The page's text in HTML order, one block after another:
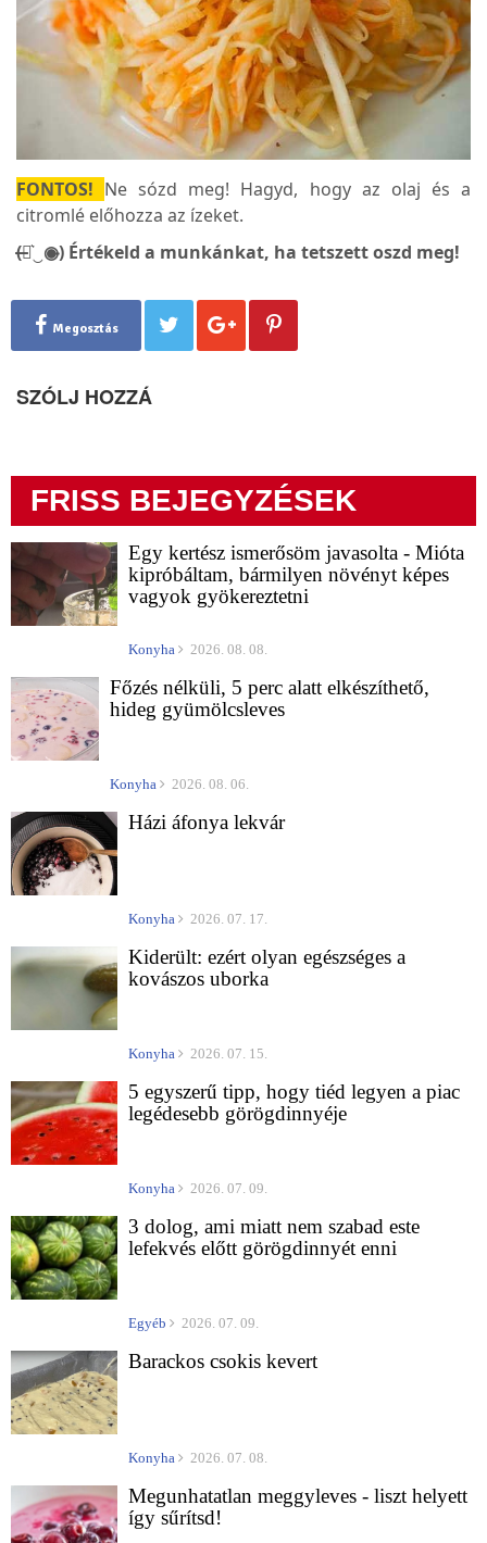
FONTOS! Ne sózd meg! Hagyd, hogy az olaj és a
citromlé előhozza az ízeket.
(̶◉͛‿◉̶) Értékeld a munkánkat, ha tetszett oszd meg!
Megosztás
SZÓLJ HOZZÁ
FRISS BEJEGYZÉSEK
Egy kertész ismerősöm javasolta - Mióta
kipróbáltam, bármilyen növényt képes
vagyok gyökereztetni
Konyha 2026. 08. 08.
Főzés nélküli, 5 perc alatt elkészíthető,
hideg gyümölcsleves
Konyha 2026. 08. 06.
Házi áfonya lekvár
Konyha 2026. 07. 17.
Kiderült: ezért olyan egészséges a
kovászos uborka
Konyha 2026. 07. 15.
5 egyszerű tipp, hogy tiéd legyen a piac
legédesebb görögdinnyéje
Konyha 2026. 07. 09.
3 dolog, ami miatt nem szabad este
lefekvés előtt görögdinnyét enni
Egyéb 2026. 07. 09.
Barackos csokis kevert
Konyha 2026. 07. 08.
Megunhatatlan meggyleves - liszt helyett
így sűrítsd!